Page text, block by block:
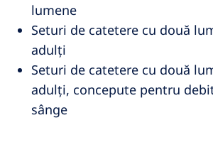
lumene
Seturi de catetere cu două
adulți
Seturi de catetere cu două
adulți, concepute pentru
sânge